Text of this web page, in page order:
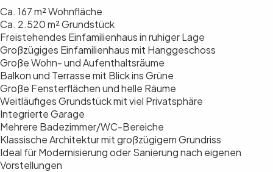
Ca. 167 m² Wohnfläche
Ca. 2.520 m² Grundstück
Freistehendes Einfamilienhaus in ruhiger Lage
Großzügiges Einfamilienhaus mit Hanggeschoss
Große Wohn- und Aufenthaltsräume
Balkon und Terrasse mit Blick ins Grüne
Große Fensterflächen und helle Räume
Weitläufiges Grundstück mit viel Privatsphäre
Integrierte Garage
Mehrere Badezimmer/WC-Bereiche
Klassische Architektur mit großzügigem Grundriss
Ideal für Modernisierung oder Sanierung nach eigenen
Vorstellungen